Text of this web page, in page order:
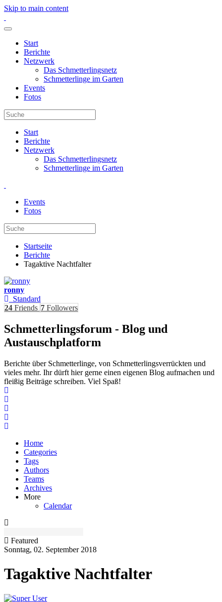
Skip to main content
Start
Berichte
Netzwerk
Das Schmetterlingsnetz
Schmetterlinge im Garten
Events
Fotos
Start
Berichte
Netzwerk
Das Schmetterlingsnetz
Schmetterlinge im Garten
Events
Fotos
Startseite
Berichte
Tagaktive Nachtfalter
ronny
Standard
24 Friends 7 Followers
Schmetterlingsforum - Blog und
Austauschplatform
Berichte über Schmetterlinge, von Schmetterlingsverrückten und
vieles mehr. Ihr dürft hier gerne einen eigenen Blog aufmachen und
fleißig Beiträge schreiben. Viel Spaß!
Home
Categories
Tags
Authors
Teams
Archives
More
Calendar
Featured
Sonntag, 02. September 2018
Tagaktive Nachtfalter